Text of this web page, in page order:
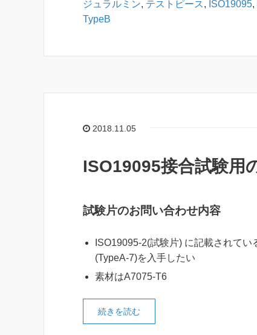
ジュラルミン, テストピース, ISO19095,
TypeB
2018.11.05
ISO19095接合試験用
試験片のお問い合わせ内容
ISO19095-2(試験片) に記載されてい
(TypeA-7)を入手したい
素材はA7075-T6
続きを読む